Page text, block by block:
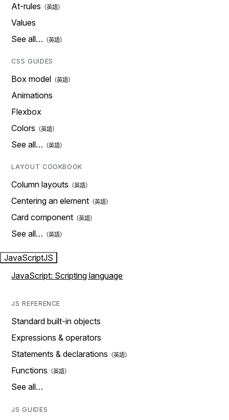
At-rules
Values
See all…
CSS GUIDES
Box model
Animations
Flexbox
Colors
See all…
LAYOUT COOKBOOK
Column layouts
Centering an element
Card component
See all…
JavaScriptJS
JavaScript: Scripting language
JS REFERENCE
Standard built-in objects
Expressions & operators
Statements & declarations
Functions
See all…
JS GUIDES